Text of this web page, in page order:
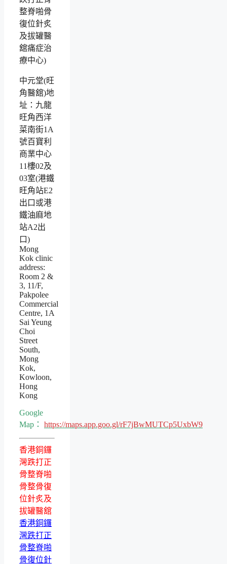
中元堂(旺
角醫舘)地
址：九龍
旺角西洋
菜南街1A
號百寶利
商業中心
11樓02及
03室(港鐵
旺角站E2
出口或港
鐵油麻地
站A2出
口)
Mong
Kok clinic
address:
Room 2 &
3, 11/F,
Pakpolee
Commercial
Centre, 1A
Sai Yeung
Choi
Street
South,
Mong
Kok,
Kowloon,
Hong
Kong
Google
Map： https://maps.app.goo.gl/rF7jBwMUTCp5UxbW9
香港銅鑼
灣跌打正
骨整脊啪
骨整骨復
位針炙及
拔罐醫舘
香港銅鑼
灣跌打正
骨整脊啪
骨復位針